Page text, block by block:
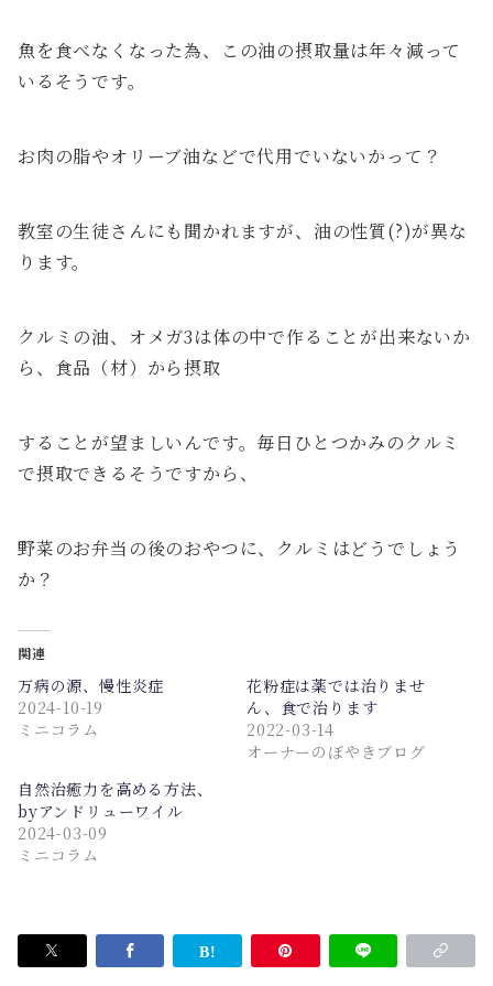
魚を食べなくなった為、この油の摂取量は年々減って
いるそうです。
お肉の脂やオリーブ油などで代用でいないかって？
教室の生徒さんにも聞かれますが、油の性質(?)が異な
ります。
クルミの油、オメガ3は体の中で作ることが出来ないか
ら、食品（材）から摂取
することが望ましいんです。毎日ひとつかみのクルミ
で摂取できるそうですから、
野菜のお弁当の後のおやつに、クルミはどうでしょう
か？
関連
万病の源、慢性炎症
2024-10-19
ミニコラム
花粉症は薬では治りませ
ん、食で治ります
2022-03-14
オーナーのぼやきブログ
自然治癒力を高める方法、
byアンドリューワイル
2024-03-09
ミニコラム